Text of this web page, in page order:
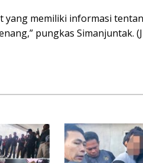
yang memiliki informasi
pungkas Simanjuntak.